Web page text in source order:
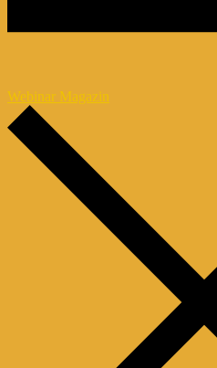
Webinar Magazin